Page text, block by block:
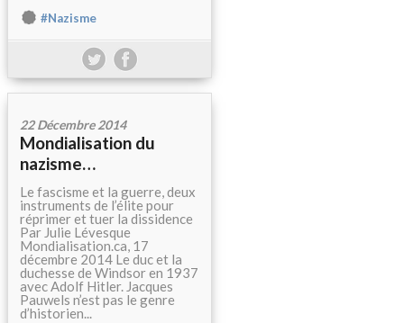
#Nazisme
22 Décembre 2014
Mondialisation du
nazisme…
Le fascisme et la guerre, deux
instruments de l’élite pour
réprimer et tuer la dissidence
Par Julie Lévesque
Mondialisation.ca, 17
décembre 2014 Le duc et la
duchesse de Windsor en 1937
avec Adolf Hitler. Jacques
Pauwels n’est pas le genre
d’historien...